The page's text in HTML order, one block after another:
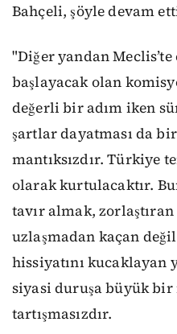
Bahçeli, şöyle devam
"Diğer yandan Meclis’te
başlayacak olan
değerli bir adım iken
şartlar dayatması da
mantıksızdır. Türkiye
olarak kurtulacaktır.
tavır almak,
uzlaşmadan kaçan
hissiyatını kucaklayan
siyasi duruşa büyük
tartışmasızdır.